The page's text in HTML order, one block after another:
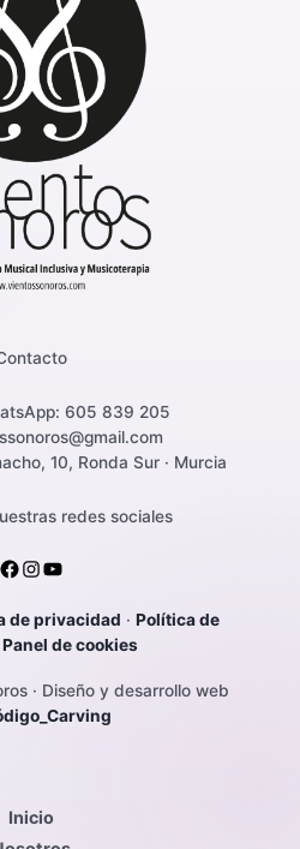
605 839 205
10, Ronda Sur · Murcia
redes sociales
de privacidad · Política de
Panel de cookies
· Diseño y desarrollo web
Inicio